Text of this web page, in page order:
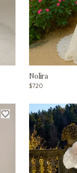
Nolira
$720